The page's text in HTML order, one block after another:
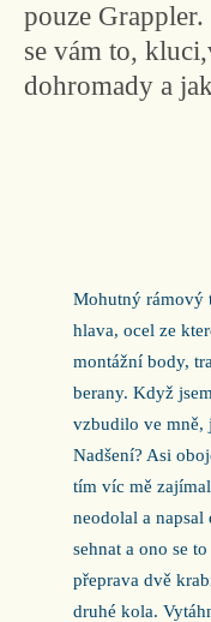
pouze
se vám to,
dohromady a
Mohutný rámový
hlava, ocel ze
montážní body,
berany. Když
vzbudilo ve mně,
Nadšení? Asi
tím víc mě
neodolal a
sehnat a ono se
přeprava dvě
druhé kola.